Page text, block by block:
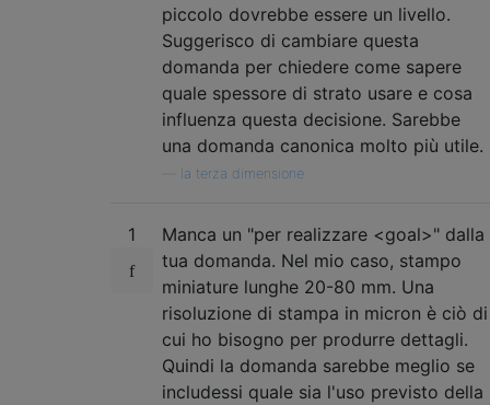
piccolo dovrebbe essere un livello.
Suggerisco di cambiare questa
domanda per chiedere come sapere
quale spessore di strato usare e cosa
influenza questa decisione. Sarebbe
una domanda canonica molto più utile.
la terza dimensione
1
Manca un "per realizzare <goal>" dalla
tua domanda. Nel mio caso, stampo
miniature lunghe 20-80 mm. Una
risoluzione di stampa in micron è ciò di
cui ho bisogno per produrre dettagli.
Quindi la domanda sarebbe meglio se
includessi quale sia l'uso previsto della